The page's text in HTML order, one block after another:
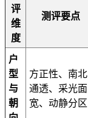
评
维
度
测评要点
户
型
与
朝
方正性、南北
通透、采光面
宽、动静分区